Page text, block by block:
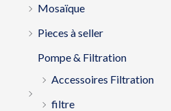
Mosaïque
Pieces à seller
Pompe & Filtration
Accessoires Filtration
filtre